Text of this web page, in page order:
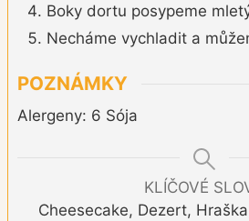
Boky dortu posypeme
Necháme vychladit a
POZNÁMKY
Alergeny: 6 Sója
KLÍČOVÉ
Cheesecake, Dezert,